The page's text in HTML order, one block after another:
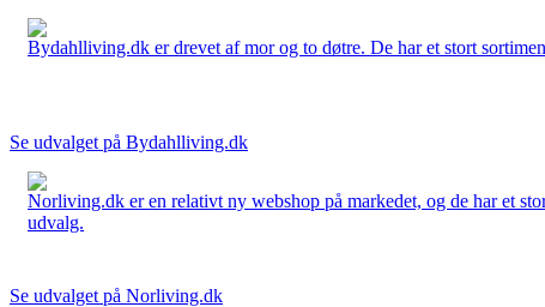
Bydahlliving.dk er drevet af mor og to døtre. De har et stort
Se udvalget på Bydahlliving.dk
Norliving.dk er en relativt ny webshop på markedet, og de har et
udvalg.
Se udvalget på Norliving.dk